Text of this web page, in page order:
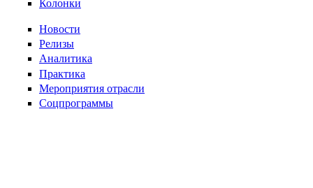
Колонки
Новости
Релизы
Аналитика
Практика
Мероприятия отрасли
Соцпрограммы